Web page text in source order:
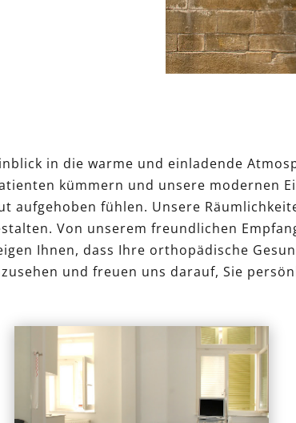
in die warme und einladende
kümmern und unsere modernen
aufgehoben fühlen. Unsere
Von unserem freundlichen
Ihnen, dass Ihre orthopädische
und freuen uns darauf, Sie